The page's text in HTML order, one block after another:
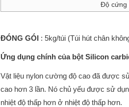
Độ cứng
ĐÓNG GÓI : 5kg/túi (Túi hút chân
Ứng dụng chính của bột Silicon
Vật liệu nylon cường độ cao đã được
cao hơn 3 lần. Nó chủ yếu được sử
nhiệt độ thấp hơn ở nhiệt độ thấp hơn.